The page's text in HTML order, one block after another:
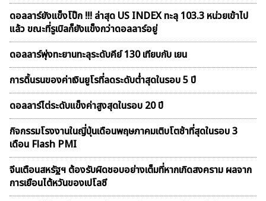
ดอลลาร์ยังแข็งโป๊ก !!! ล่าสุด US INDEX ทะลุ 103.3 หน่วยเข้าไป
แล้ว ขณะที่รูเบิลก็ยังแข็งกว่าดอลลาร์อยู่
ดอลลาร์พุ่งทะยานทะลุระดับคีย์ 130 เทียบกับ เยน
การดิ้นรนของค่าเงินยูโรที่ลดระดับต่ำสุดในรอบ 5 ปี
ดอลลาร์ไต่ระดับแข็งค่าสูงสุดในรอบ 20 ปี
กิจกรรมโรงงานในญี่ปุ่นเดือนพฤษภาคมเติบโตช้าที่สุดในรอบ 3
เดือน Flash PMI
จีนเตือนสหรัฐฯ ต้องรับผิดชอบอย่างเต็มที่หากเกิดสงคราม ผลจาก
การเยือนไต้หวันของเปโลซี